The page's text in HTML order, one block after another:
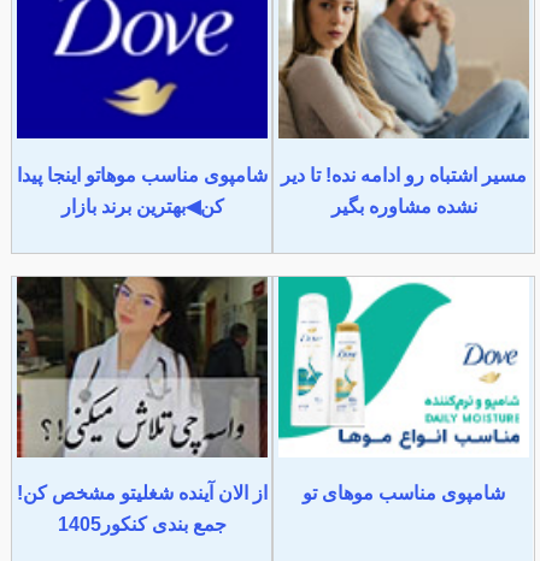
مسیر اشتباه رو ادامه نده! تا دیر
نشده مشاوره بگیر
شامپوی مناسب موهاتو اینجا پیدا
کن◀بهترین برند بازار
شامپوی مناسب موهای تو
از الان آینده شغلیتو مشخص کن!
جمع بندی کنکور1405